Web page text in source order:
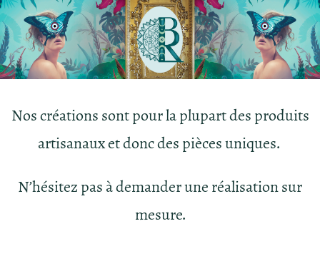
Nos créations sont pour la plupart des produits
artisanaux et donc des pièces uniques.
N’hésitez pas à demander une réalisation sur
mesure.